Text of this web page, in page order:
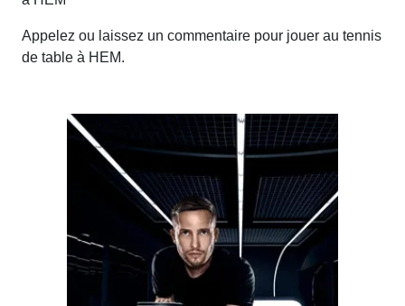
Appelez ou laissez un commentaire pour jouer au tennis
de table à HEM.